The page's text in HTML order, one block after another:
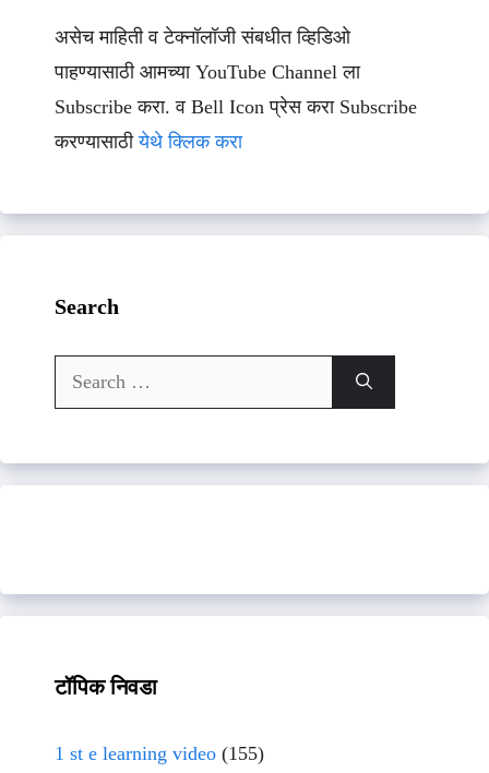
असेच माहिती व टेक्नॉलॉजी संबधीत व्हिडिओ
पाहण्यासाठी आमच्या YouTube Channel ला
Subscribe करा. व Bell Icon प्रेस करा Subscribe
करण्यासाठीयेथे क्लिक करा
Search
Search
for:
टॉपिक निवडा
1 st e learning video (155)